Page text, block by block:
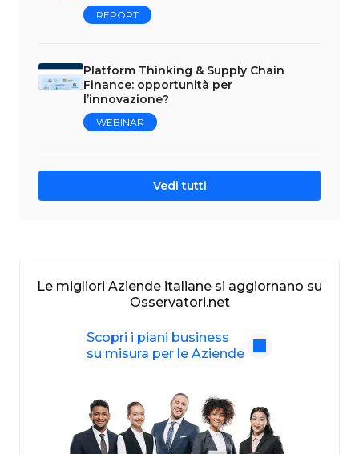
REPORT
Platform Thinking & Supply Chain
Finance: opportunità per
l’innovazione?
WEBINAR
Vedi tutti
Le migliori Aziende italiane si aggiornano su
Osservatori.net
Scopri i piani business
su misura per le Aziende